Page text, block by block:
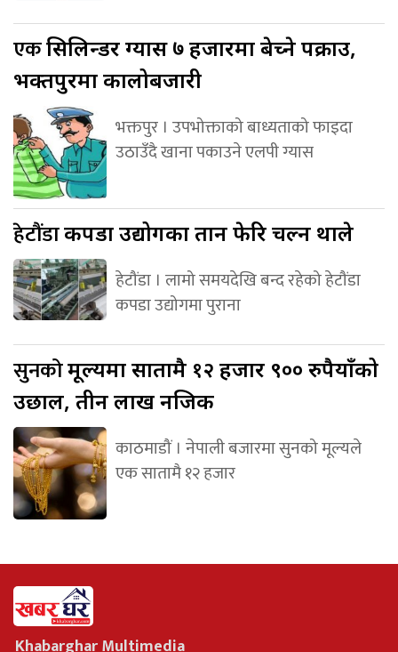
एकसिलिन्डर ग्यास ७ हजारमा बेच्ने पक्राउ,
भक्तपुरमा कालोबजारी
भक्तपुर । उपभोक्ताको बाध्यताको फाइदा
उठाउँदै खाना पकाउने एलपी ग्यास
हेटौंडाकपडा उद्योगका तान फेरि चल्न थाले
हेटौंडा । लामो समयदेखि बन्द रहेको हेटौंडा
कपडा उद्योगमा पुराना
सुनकोमूल्यमा सातामै १२ हजार ९०० रुपैयाँको
उछाल, तीन लाख नजिक
काठमाडौं । नेपाली बजारमा सुनको मूल्यले
एक सातामै १२ हजार